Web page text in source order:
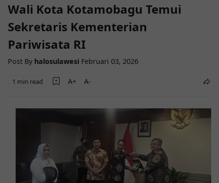
Wali Kota Kotamobagu Temui
Sekretaris Kementerian
Pariwisata RI
Post By halosulawesi Februari 03, 2026
1 min read